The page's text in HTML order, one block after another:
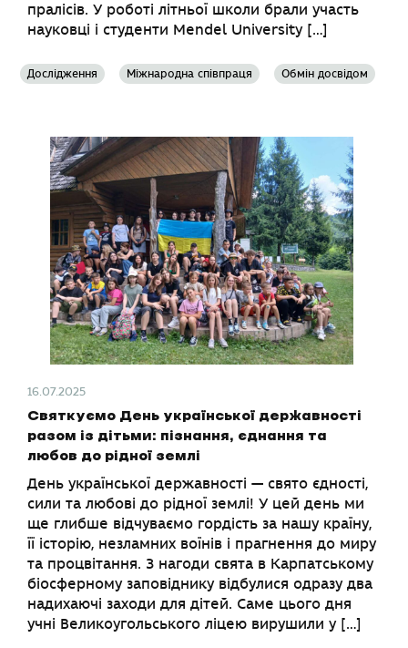
пралісів. У роботі літньої школи брали участь
науковці і студенти Mendel University […]
Дослідження Міжнародна співпраця Обмін досвідом
16.07.2025
Святкуємо День української державності
разом із дітьми: пізнання, єднання та
любов до рідної землі
День української державності — свято єдності,
сили та любові до рідної землі! У цей день ми
ще глибше відчуваємо гордість за нашу країну,
її історію, незламних воїнів і прагнення до миру
та процвітання. З нагоди свята в Карпатському
біосферному заповіднику відбулися одразу два
надихаючі заходи для дітей. Саме цього дня
учні Великоугольського ліцею вирушили у […]